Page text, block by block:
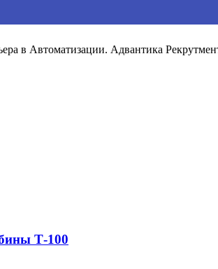
в Автоматизации. Адвантика
Т-100